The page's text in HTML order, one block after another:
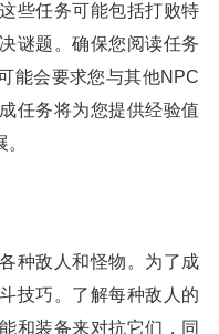
些任务可能包括打败特
谜题。确保您阅读任务
能会要求您与其他NPC
任务将为您提供经验值
种敌人和怪物。为了成
技巧。了解每种敌人的
和装备来对抗它们，同